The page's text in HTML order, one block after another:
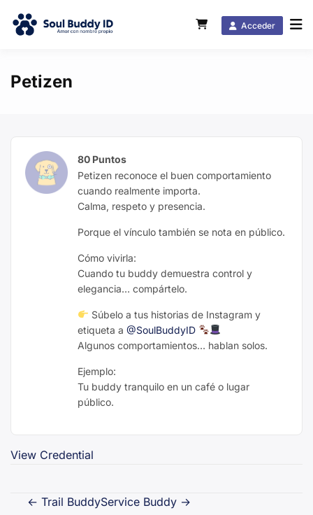
Acceder
Petizen
80 Puntos
Petizen reconoce el buen comportamiento
cuando realmente importa.
Calma, respeto y presencia.
Porque el vínculo también se nota en público.
Cómo vivirla:
Cuando tu buddy demuestra control y
elegancia… compártelo.
Súbelo a tus historias de Instagram y
etiqueta a@SoulBuddyID
Algunos comportamientos… hablan solos.
Ejemplo:
Tu buddy tranquilo en un café o lugar
público.
View Credential
Navegación
← Trail BuddyService Buddy →